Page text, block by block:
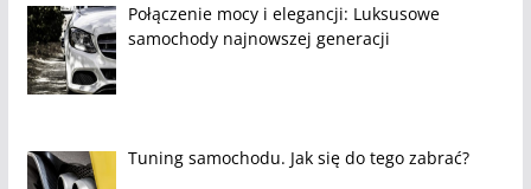
Połączenie mocy i elegancji: Luksusowe
samochody najnowszej generacji
Tuning samochodu. Jak się do tego zabrać?